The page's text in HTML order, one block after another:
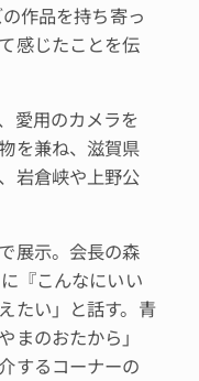
作品を持ち寄っ
感じたことを伝
愛用のカメラを
を兼ね、滋賀県
岩倉峡や上野公
展示。会長の森
『こんなにいい
たい」と話す。青
まのおたから」
するコーナーの